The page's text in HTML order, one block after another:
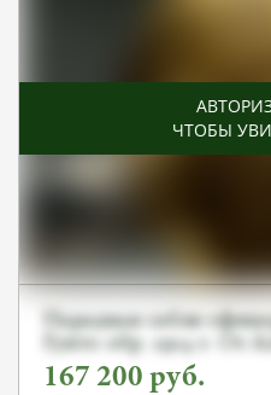
ЧТОБЫ
Парадная сабля
Гунто обр .1914 г. От
167 200 руб.